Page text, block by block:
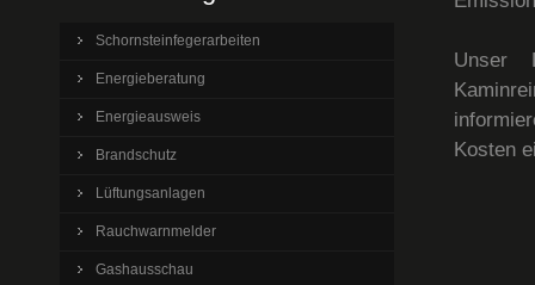
Unser
Kosten
Schornsteinfegerarbeiten
Energieberatung
Energieausweis
Brandschutz
Lüftungsanlagen
Rauchwarnmelder
Gashausschau